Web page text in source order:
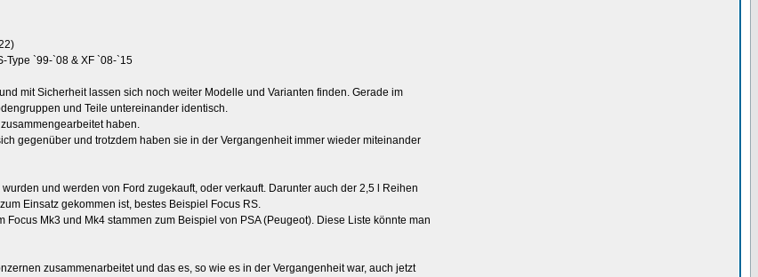
Type `99-`08 & XF `08-`15
mit Sicherheit lassen sich noch weiter Modelle und Varianten finden. Gerade im
und Teile untereinander identisch.
haben.
gegenüber und trotzdem haben sie in der Vergangenheit immer wieder miteinander
und werden von Ford zugekauft, oder verkauft. Darunter auch der 2,5 l Reihen
Einsatz gekommen ist, bestes Beispiel Focus RS.
Mk3 und Mk4 stammen zum Beispiel von PSA (Peugeot). Diese Liste könnte man
zusammenarbeitet und das es, so wie es in der Vergangenheit war, auch jetzt